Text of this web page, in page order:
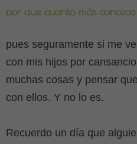
por que cuanto más
pues seguramente si me
con mis hijos por
muchas cosas y pensar
con ellos. Y no lo es.
Recuerdo un día que